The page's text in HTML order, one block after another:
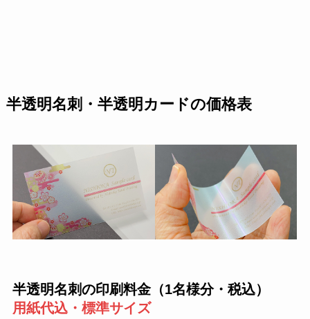
半透明名刺・半透明カードの価格表
半透明名刺の印刷料金（1名様分・ 税込）
用紙代込・標準サイズ